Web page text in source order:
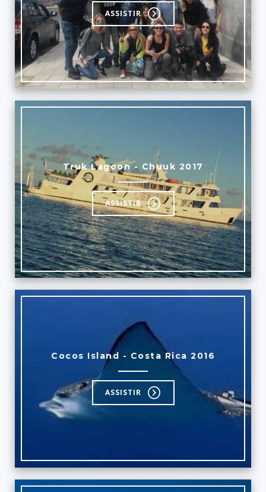
ASSISTIR
Truk Lagoon - Chuuk 2017
ASSISTIR
Cocos Island - Costa Rica 2016
ASSISTIR